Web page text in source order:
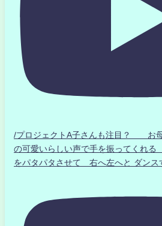
/プロジェクトA子さんも注目？ お
の可愛いらしい声で手を振ってくれ
をパタパタさせて 右へ左へと ダンス